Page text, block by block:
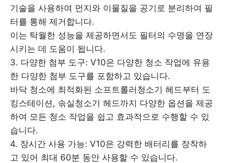
기술을 사용하여 먼지와 이물질을 공기로 분리하여 필
터를 통해 제거합니다.
이는 탁월한 성능을 제공하면서도 필터의 수명을 연장
시키는 데 도움이 됩니다.
3. 다양한 첨부 도구: V10은 다양한 청소 작업에 유용
한 다양한 첨부 도구를 포함하고 있습니다.
바닥 청소에 최적화된 소프트롤러청소기 헤드부터 도
킹스테이션, 솎실청소기 헤드까지 다양한 옵션을 제공
하여 모든 청소 작업을 쉽고 효과적으로 수행할 수 있
습니다.
4. 장시간 사용 가능: V10은 강력한 배터리를 장착하
고 있어 최대 60분 동안 사용할 수 있습니다.